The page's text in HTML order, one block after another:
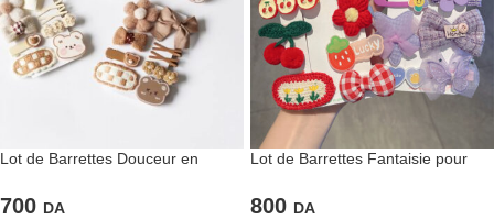
Lot de Barrettes Douceur en
700 DA
Lot de Barrettes Fantaisie pour
800 DA